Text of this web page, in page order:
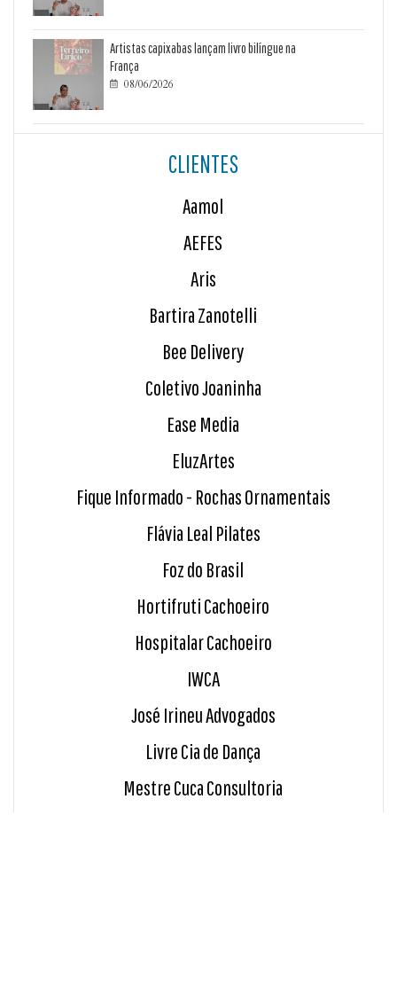
Artistas capixabas lançam livro bilíngue na
França
 08/06/2026
CLIENTES
Aamol
AEFES
Aris
Bartira Zanotelli
Bee Delivery
Coletivo Joaninha
Ease Media
EluzArtes
Fique Informado - Rochas Ornamentais
Flávia Leal Pilates
Foz do Brasil
Hortifruti Cachoeiro
Hospitalar Cachoeiro
IWCA
José Irineu Advogados
Livre Cia de Dança
Mestre Cuca Consultoria